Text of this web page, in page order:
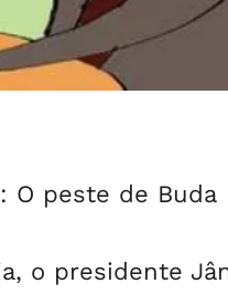
O peste de Buda
o presidente